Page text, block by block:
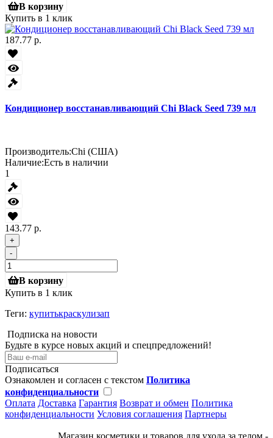
В корзину
Купить в 1 клик
187.77 р.
Кондиционер восстанавливающий Chi Black Seed 739 мл
Производитель:Chi (США)
Наличие:Есть в наличии
1
143.77 р.
+
-
В корзину
Купить в 1 клик
Теги: купитькраскулизап
Подписка на новости
Будьте в курсе новых акций и спецпредложений!
Подписаться
Ознакомлен и согласен с текстом Политика
конфиденциальности
Оплата Доставка Гарантия Возврат и обмен Политика
конфиденциальности Условия соглашения Партнеры
Магазин косметики и товаров для ухода за телом -